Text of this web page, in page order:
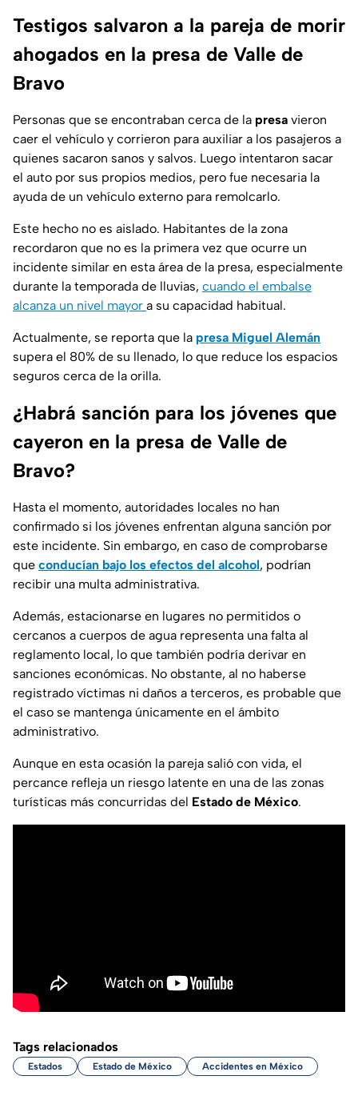
Testigos salvaron a la pareja de morir
ahogados en la presa de Valle de
Bravo
Personas que se encontraban cerca de la presa vieron
caer el vehículo y corrieron para auxiliar a los pasajeros a
quienes sacaron sanos y salvos. Luego intentaron sacar
el auto por sus propios medios, pero fue necesaria la
ayuda de un vehículo externo para remolcarlo.
Este hecho no es aislado. Habitantes de la zona
recordaron que no es la primera vez que ocurre un
incidente similar en esta área de la presa, especialmente
durante la temporada de lluvias, cuando el embalse
alcanza un nivel mayor a su capacidad habitual.
Actualmente, se reporta que la presa Miguel Alemán
supera el 80% de su llenado, lo que reduce los espacios
seguros cerca de la orilla.
¿Habrá sanción para los jóvenes que
cayeron en la presa de Valle de
Bravo?
Hasta el momento, autoridades locales no han
confirmado si los jóvenes enfrentan alguna sanción por
este incidente. Sin embargo, en caso de comprobarse
que conducían bajo los efectos del alcohol, podrían
recibir una multa administrativa.
Además, estacionarse en lugares no permitidos o
cercanos a cuerpos de agua representa una falta al
reglamento local, lo que también podría derivar en
sanciones económicas. No obstante, al no haberse
registrado víctimas ni daños a terceros, es probable que
el caso se mantenga únicamente en el ámbito
administrativo.
Aunque en esta ocasión la pareja salió con vida, el
percance refleja un riesgo latente en una de las zonas
turísticas más concurridas del Estado de México.
Tags relacionados
Estados Estado de México Accidentes en México